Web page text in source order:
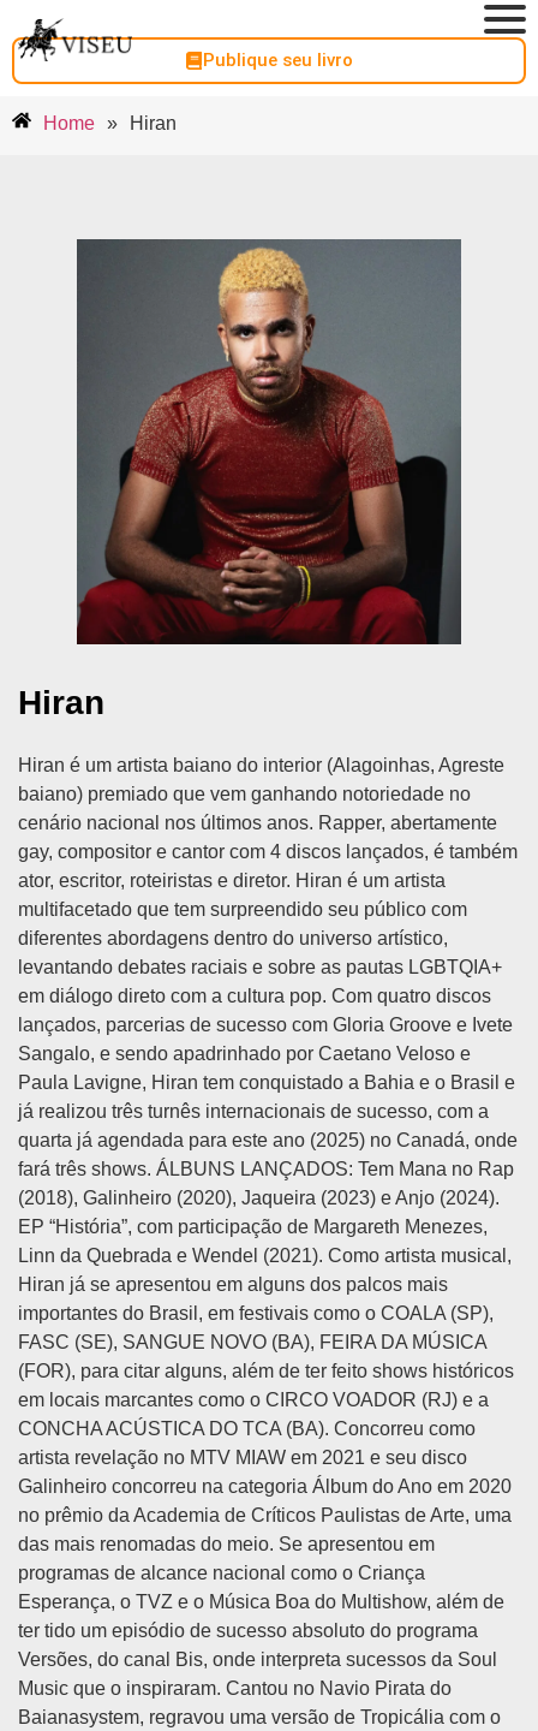
Publique seu livro
Home » Hiran
Hiran
Hiran é um artista baiano do interior (Alagoinhas, Agreste
baiano) premiado que vem ganhando notoriedade no
cenário nacional nos últimos anos. Rapper, abertamente
gay, compositor e cantor com 4 discos lançados, é também
ator, escritor, roteiristas e diretor. Hiran é um artista
multifacetado que tem surpreendido seu público com
diferentes abordagens dentro do universo artístico,
levantando debates raciais e sobre as pautas LGBTQIA+
em diálogo direto com a cultura pop. Com quatro discos
lançados, parcerias de sucesso com Gloria Groove e Ivete
Sangalo, e sendo apadrinhado por Caetano Veloso e
Paula Lavigne, Hiran tem conquistado a Bahia e o Brasil e
já realizou três turnês internacionais de sucesso, com a
quarta já agendada para este ano (2025) no Canadá, onde
fará três shows. ÁLBUNS LANÇADOS: Tem Mana no Rap
(2018), Galinheiro (2020), Jaqueira (2023) e Anjo (2024).
EP “História”, com participação de Margareth Menezes,
Linn da Quebrada e Wendel (2021). Como artista musical,
Hiran já se apresentou em alguns dos palcos mais
importantes do Brasil, em festivais como o COALA (SP),
FASC (SE), SANGUE NOVO (BA), FEIRA DA MÚSICA
(FOR), para citar alguns, além de ter feito shows históricos
em locais marcantes como o CIRCO VOADOR (RJ) e a
CONCHA ACÚSTICA DO TCA (BA). Concorreu como
artista revelação no MTV MIAW em 2021 e seu disco
Galinheiro concorreu na categoria Álbum do Ano em 2020
no prêmio da Academia de Críticos Paulistas de Arte, uma
das mais renomadas do meio. Se apresentou em
programas de alcance nacional como o Criança
Esperança, o TVZ e o Música Boa do Multishow, além de
ter tido um episódio de sucesso absoluto do programa
Versões, do canal Bis, onde interpreta sucessos da Soul
Music que o inspiraram. Cantou no Navio Pirata do
Baianasystem, regravou uma versão de Tropicália com o